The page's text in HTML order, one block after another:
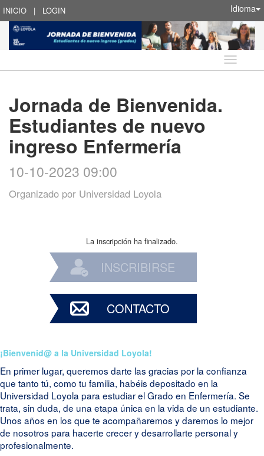
INICIO | LOGIN Idioma
Idioma
Jornada de Bienvenida.
Estudiantes de nuevo
ingreso Enfermería
10-10-2023 09:00
Organizado por Universidad Loyola
La inscripción ha finalizado.
INSCRIBIRSE
CONTACTO
¡Bienvenid@ a la Universidad Loyola!
En primer lugar, queremos darte las gracias por la confianza
que tanto tú, como tu familia, habéis depositado en la
Universidad Loyola para estudiar el Grado en Enfermería. Se
trata, sin duda, de una etapa única en la vida de un estudiante.
Unos años en los que te acompañaremos y daremos lo mejor
de nosotros para hacerte crecer y desarrollarte personal y
profesionalmente.